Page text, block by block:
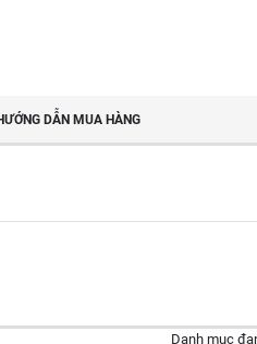
DẪN MUA HÀNG
Danh mục